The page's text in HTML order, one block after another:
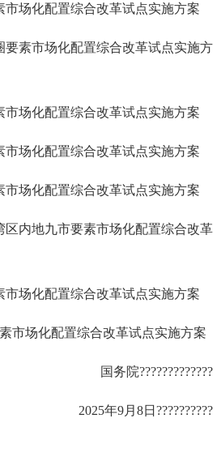
配置综合改革试点实施方案
场化配置综合改革试点实施方
配置综合改革试点实施方案
配置综合改革试点实施方案
配置综合改革试点实施方案
九市要素市场化配置综合改革
配置综合改革试点实施方案
配置综合改革试点实施方案
国务院?????????????
2025年9月8日??????????